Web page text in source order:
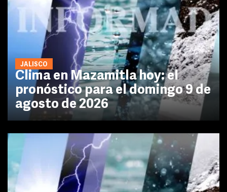
JALISCO
Clima en Mazamitla hoy: el
pronóstico para el domingo 9 de
agosto de 2026